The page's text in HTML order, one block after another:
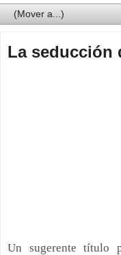
La seducción
Un sugerente título